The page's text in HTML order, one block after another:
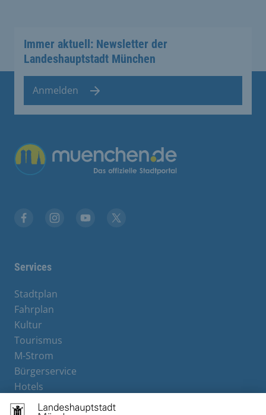
Immer aktuell: Newsletter der
Landeshauptstadt München
Anmelden
Übergreifende Links
Services
Stadtplan
Fahrplan
Kultur
Tourismus
M-Strom
Bürgerservice
Hotels